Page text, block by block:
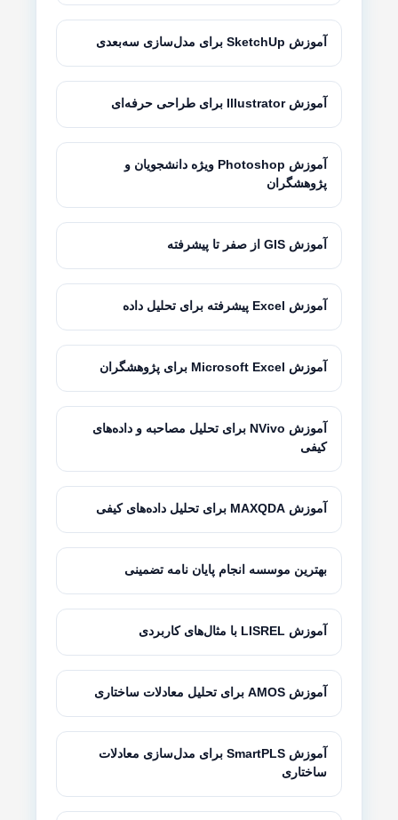
آموزش SketchUp برای مدل‌سازی سه‌بعدی
آموزش Illustrator برای طراحی حرفه‌ای
آموزش Photoshop ویژه دانشجویان و
پژوهشگران
آموزش GIS از صفر تا پیشرفته
آموزش Excel پیشرفته برای تحلیل داده
آموزش Microsoft Excel برای پژوهشگران
آموزش NVivo برای تحلیل مصاحبه و داده‌های
کیفی
آموزش MAXQDA برای تحلیل داده‌های کیفی
بهترین موسسه انجام پایان نامه تضمینی
آموزش LISREL با مثال‌های کاربردی
آموزش AMOS برای تحلیل معادلات ساختاری
آموزش SmartPLS برای مدل‌سازی معادلات
ساختاری